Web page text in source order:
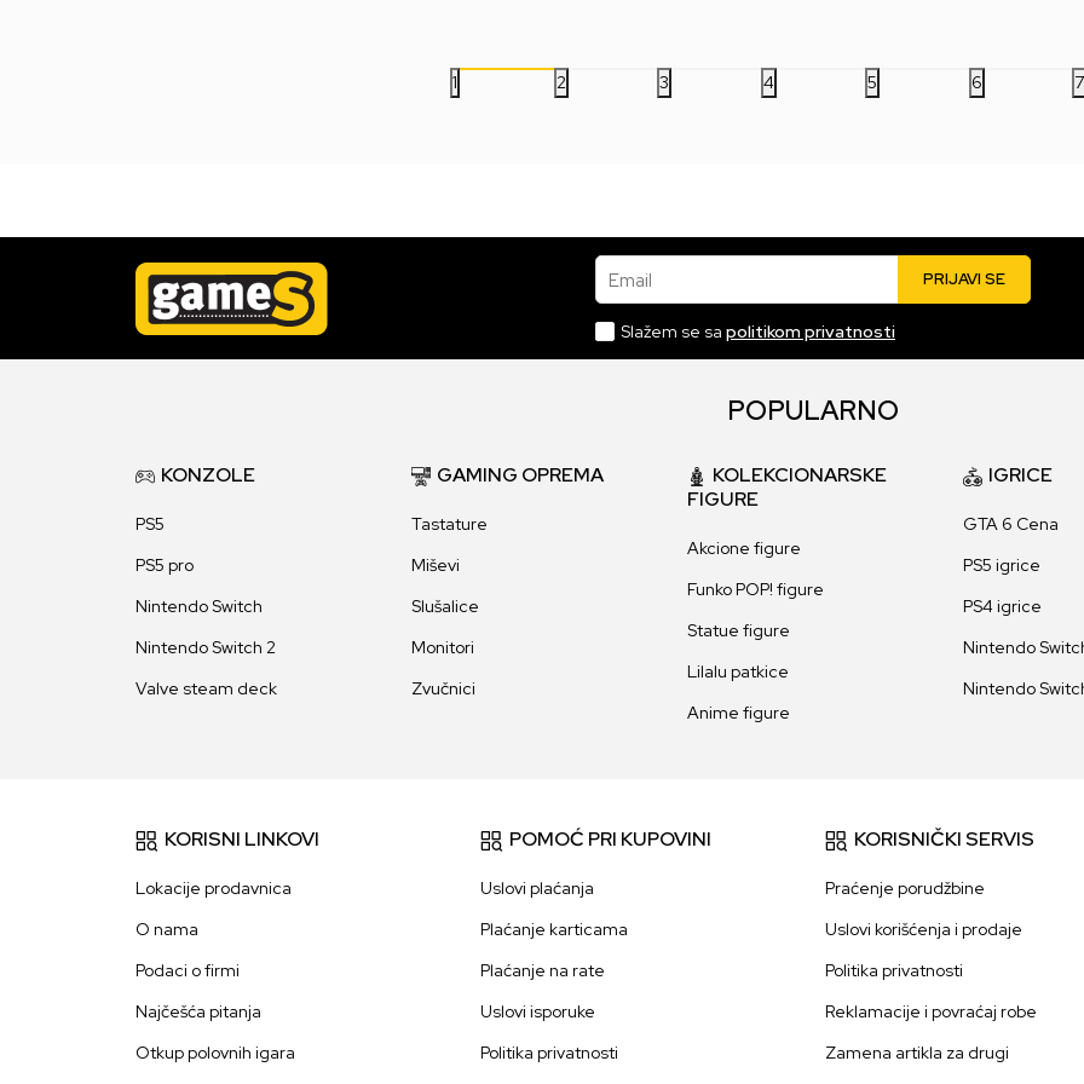
1 2 3 4 5 6 7
Email PRIJAVI SE
Slažem se sa politikom privatnosti
POPULARNO
KONZOLE
PS5
PS5 pro
Nintendo Switch
Nintendo Switch 2
Valve steam deck
GAMING OPREMA
Tastature
Miševi
Slušalice
Monitori
Zvučnici
KOLEKCIONARSKE
FIGURE
Akcione figure
Funko POP! figure
Statue figure
Lilalu patkice
Anime figure
IGRICE
GTA 6 Cena
PS5 igrice
PS4 igrice
Nintendo
Nintendo
KORISNI LINKOVI
Lokacije prodavnica
O nama
Podaci o firmi
Najčešća pitanja
Otkup polovnih igara
POMOĆ PRI KUPOVINI
Uslovi plaćanja
Plaćanje karticama
Plaćanje na rate
Uslovi isporuke
Politika privatnosti
KORISNIČKI SERVIS
Praćenje porudžbine
Uslovi korišćenja i prodaje
Politika privatnosti
Reklamacije i povraćaj robe
Zamena artikla za drugi